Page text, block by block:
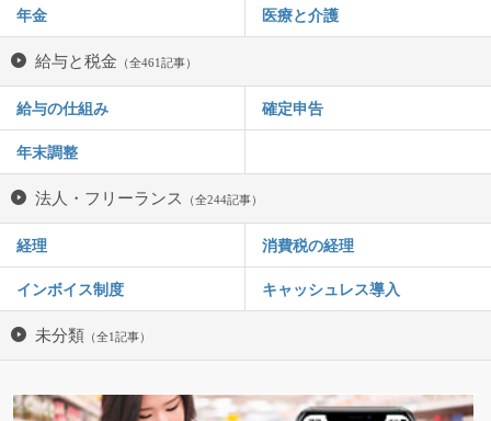
年金 医療と介護
給与と税金 （全461記事）
給与の仕組み 確定申告
年末調整
法人・フリーランス （全244記事）
経理 消費税の経理
インボイス制度 キャッシュレス導入
未分類 （全1記事）